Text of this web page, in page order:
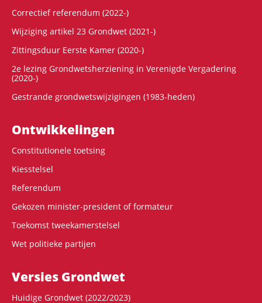
Correctief referendum (2022-)
Wijziging artikel 23 Grondwet (2021-)
Zittingsduur Eerste Kamer (2020-)
2e lezing Grondwetsherziening in Verenigde Vergadering
(2020-)
Gestrande grondwetswijzigingen (1983-heden)
Ontwikke­lingen
Constitutionele toetsing
Kiesstelsel
Referendum
Gekozen minister-president of formateur
Toekomst tweekamerstelsel
Wet politieke partijen
Versies Grondwet
Huidige Grondwet (2022/2023)